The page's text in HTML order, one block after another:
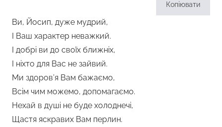
Копіювати
Ви, Йосип, дуже мудрий,
І Ваш характер неважкий.
І добрі ви до своїх ближніх,
І ніхто для Вас не зайвий.
Ми здоров’я Вам бажаємо,
Всім чим можемо, допомагаємо.
Нехай в душі не буде холоднечі,
Щастя яскравих Вам перлин.